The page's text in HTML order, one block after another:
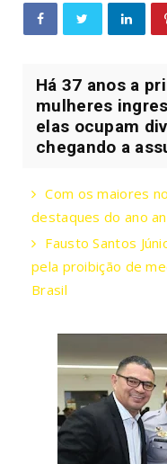
Há 37 anos a
mulheres
elas ocupam
chegando a
Com os maiores
destaques do ano
Fausto Santos
pela proibição de
Brasil